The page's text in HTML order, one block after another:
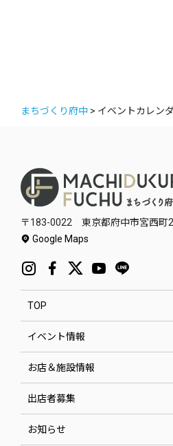
まちづくり府中 > イベントカレン
〒183-0022 東京都府中市宮西
Google Maps
TOP
イベント情報
お店＆施設情報
出店者募集
お知らせ